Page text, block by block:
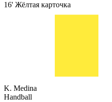
16' Жёлтая карточка
K. Medina
Handball